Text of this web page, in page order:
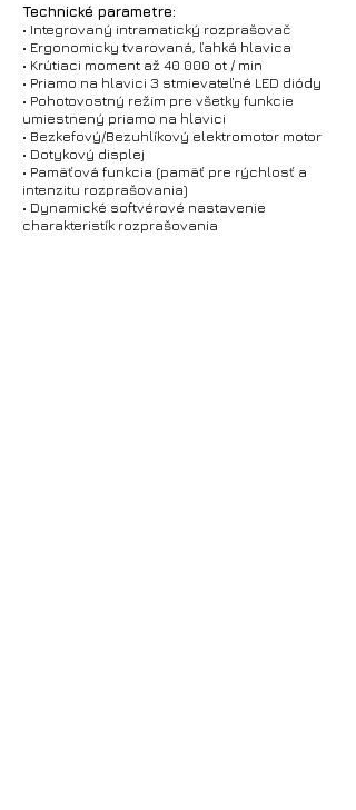
Technické parametre:
• Integrovaný intramatický rozprašovač
• Ergonomicky tvarovaná, ľahká hlavica
• Krútiaci moment až 40 000 ot / min
• Priamo na hlavici 3 stmievateľné LED diódy
• Pohotovostný režim pre všetky funkcie
umiestnený priamo na hlavici
• Bezkefový/Bezuhlíkový elektromotor motor
• Dotykový displej
• Pamäťová funkcia (pamäť pre rýchlosť a
intenzitu rozprašovania)
• Dynamické softvérové nastavenie
charakteristík rozprašovania